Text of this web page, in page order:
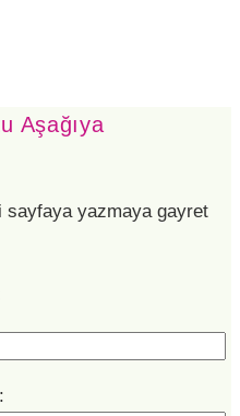
Aşağıya
sayfaya yazmaya gayret